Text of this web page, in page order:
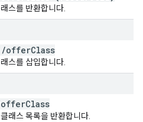
스를 반환합니다.
/offerClass
스를 삽입합니다.
offerClass
래스 목록을 반환합니다.